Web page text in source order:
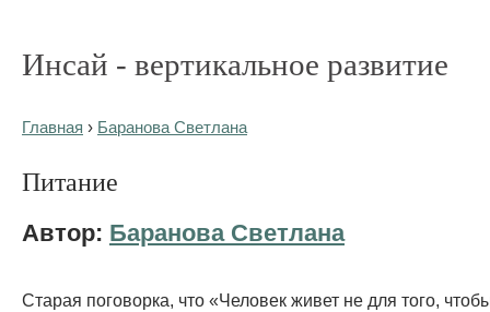
Инсай - вертикальное развитие
Главная › Баранова Светлана
Питание
Автор: Баранова Светлана
Старая поговорка, что «Человек живет не для того,